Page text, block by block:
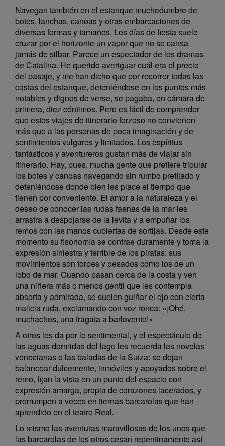
Navegan también en el estanque muchedumbre de
botes, lanchas, canoas y otras embarcaciones de
diversas formas y tamaños. Los días de fiesta suele
cruzar por el horizonte un vapor que no se cansa
jamás de silbar. Parece un espectador de los dramas
de Catalina. He querido averiguar cuál era el precio
del pasaje, y me han dicho que por recorrer todas las
costas del estanque, deteniéndose en los puntos más
notables y dignos de verse, se pagaba, en cámara de
primera, diez céntimos. Pero es fácil de comprender
que estos viajes de itinerario forzoso no convienen
más que a las personas de poca imaginación y de
sentimientos vulgares y limitados. Los espíritus
fantásticos y aventureros gustan más de viajar sin
itinerario. Hay, pues, mucha gente que prefiere tripular
los botes y canoas navegando sin rumbo prefijado y
deteniéndose donde bien les place el tiempo que
tienen por conveniente. El amor a la naturaleza y el
deseo de conocer las rudas faenas de la mar les
arrastra a despojarse de la levita y a empuñar los
remos con las manos cubiertas de sortijas. Desde este
momento su fisonomía se contrae duramente y toma la
expresión siniestra y terrible de los piratas: sus
movimientos son torpes y pesados como los de un
lobo de mar. Cuando pasan cerca de la costa y ven
una niñera más o menos gentil que les contempla
absorta y admirada, se suelen guiñar el ojo con cierta
malicia ruda, exclamando con voz ronca: «¡Ohé,
muchachos, una fragata a barlovento!»
A otros les da por lo sentimental, y el espectáculo de
las aguas dormidas del lago les recuerda las novelas
venecianas o las baladas de la Suiza: se dejan
balancear dulcemente, inmóviles y apoyados sobre el
remo, fijan la vista en un punto del espacio con
expresión amarga, propia de corazones lacerados, y
prorrumpen a veces en tiernas barcarolas que han
aprendido en el teatro Real.
Lo mismo las aventuras maravillosas de los unos que
las barcarolas de los otros cesan repentinamente así